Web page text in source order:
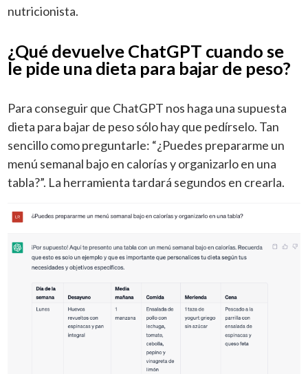
nutricionista.
¿Qué devuelve ChatGPT cuando se
le pide una dieta para bajar de peso?
Para conseguir que ChatGPT nos haga una supuesta
dieta para bajar de peso sólo hay que pedírselo. Tan
sencillo como preguntarle: “¿Puedes prepararme un
menú semanal bajo en calorías y organizarlo en una
tabla?”. La herramienta tardará segundos en crearla.